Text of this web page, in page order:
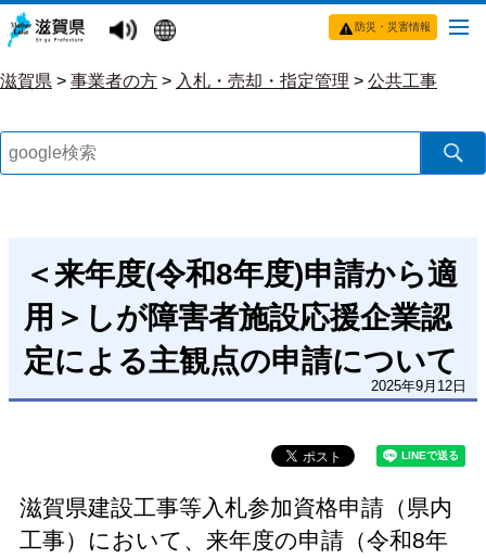
防災・災害情報
滋賀県 > 事業者の方 > 入札・売却・指定管理 > 公共工事
＜来年度(令和8年度)申請から適
用＞しが障害者施設応援企業認
定による主観点の申請について
2025年9月12日
滋賀県建設工事等入札参加資格申請（県内
工事）において、来年度の申請（令和8年